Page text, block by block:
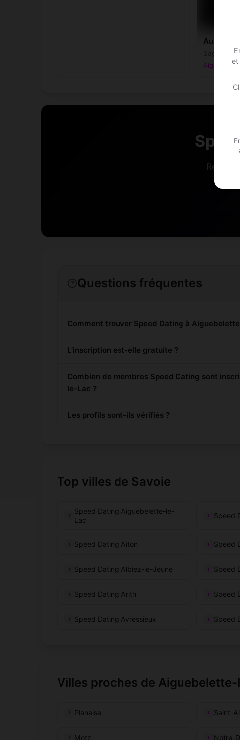
et
Aurèle, 34
Sagittaire
Questions fréquentes
Comment trouver Speed Dating à
L'inscription est-elle gratuite ?
Combien de membres Speed Dating sont
le-Lac ?
Les profils sont-ils vérifiés ?
Top villes de Savoie
Speed Dating Aiguebelette-le-
Lac
Speed
Speed Dating Aiton Speed
Speed Dating Albiez-le-Jeune Speed
Speed Dating Arith Speed
Speed Dating Avressieux Speed
Villes proches de
Planaise Saint-
Motz Notre-